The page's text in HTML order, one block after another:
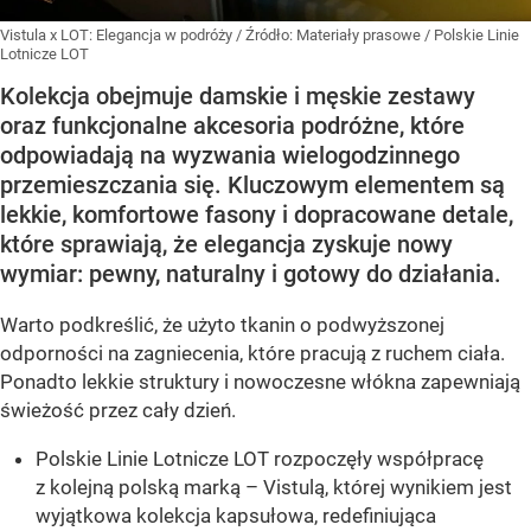
Vistula x LOT: Elegancja w podróży / Źródło: Materiały prasowe / Polskie Linie
Lotnicze LOT
Kolekcja obejmuje damskie i męskie zestawy
oraz funkcjonalne akcesoria podróżne, które
odpowiadają na wyzwania wielogodzinnego
przemieszczania się. Kluczowym elementem są
lekkie, komfortowe fasony i dopracowane detale,
które sprawiają, że elegancja zyskuje nowy
wymiar: pewny, naturalny i gotowy do działania.
Warto podkreślić, że użyto tkanin o podwyższonej
odporności na zagniecenia, które pracują z ruchem ciała.
Ponadto lekkie struktury i nowoczesne włókna zapewniają
świeżość przez cały dzień.
Polskie Linie Lotnicze LOT rozpoczęły współpracę
z kolejną polską marką – Vistulą, której wynikiem jest
wyjątkowa kolekcja kapsułowa, redefiniująca